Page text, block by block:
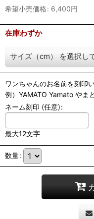
希望小売価格: 6,400円
在庫わずか
サイズ（cm） を選択し
ワンちゃんのお名前を刻印
例）YAMATO Yamato やま
ネーム刻印 (任意):
最大12文字
数量: